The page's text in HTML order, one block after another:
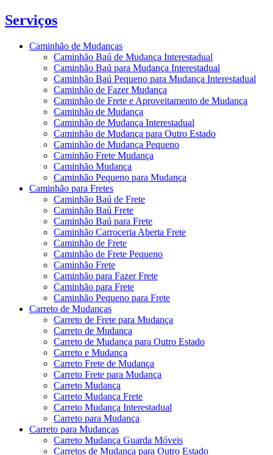
Serviços
Caminhão de Mudanças
Caminhão Baú de Mudança Interestadual
Caminhão Baú para Mudança Interestadual
Caminhão Baú Pequeno para Mudança Interestadual
Caminhão de Fazer Mudança
Caminhão de Frete e Aproveitamento de Mudança
Caminhão de Mudança
Caminhão de Mudança Interestadual
Caminhão de Mudança para Outro Estado
Caminhão de Mudança Pequeno
Caminhão Frete Mudança
Caminhão Mudança
Caminhão Pequeno para Mudança
Caminhão para Fretes
Caminhão Baú de Frete
Caminhão Baú Frete
Caminhão Baú para Frete
Caminhão Carroceria Aberta Frete
Caminhão de Frete
Caminhão de Frete Pequeno
Caminhão Frete
Caminhão para Fazer Frete
Caminhão para Frete
Caminhão Pequeno para Frete
Carreto de Mudanças
Carreto de Frete para Mudança
Carreto de Mudança
Carreto de Mudança para Outro Estado
Carreto e Mudança
Carreto Frete de Mudança
Carreto Frete para Mudança
Carreto Mudança
Carreto Mudança Frete
Carreto Mudança Interestadual
Carreto para Mudança
Carreto para Mudanças
Carreto Mudança Guarda Móveis
Carretos de Mudança para Outro Estado